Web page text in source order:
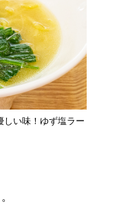
しい味！ゆず塩ラー